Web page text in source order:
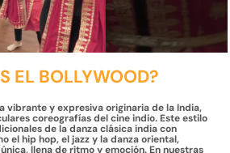
EL BOLLYWOOD?
vibrante y expresiva originaria de la India,
coreografías del cine indio. Este estilo
de la danza clásica india con
el hip hop, el jazz y la danza oriental,
llena de ritmo y emoción. En nuestras